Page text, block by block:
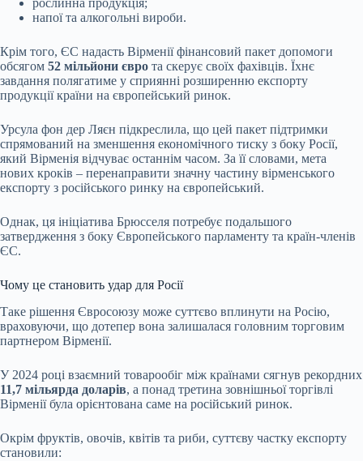
рослинна продукція;
напої та алкогольні вироби.
Крім того, ЄС надасть Вірменії фінансовий пакет допомоги
обсягом 52 мільйони євро та скерує своїх фахівців. Їхнє
завдання полягатиме у сприянні розширенню експорту
продукції країни на європейський ринок.
Урсула фон дер Ляєн підкреслила, що цей пакет підтримки
спрямований на зменшення економічного тиску з боку Росії,
який Вірменія відчуває останнім часом. За її словами, мета
нових кроків – перенаправити значну частину вірменського
експорту з російського ринку на європейський.
Однак, ця ініціатива Брюсселя потребує подальшого
затвердження з боку Європейського парламенту та країн-членів
ЄС.
Чому це становить удар для Росії
Таке рішення Євросоюзу може суттєво вплинути на Росію,
враховуючи, що дотепер вона залишалася головним торговим
партнером Вірменії.
У 2024 році взаємний товарообіг між країнами сягнув рекордних
11,7 мільярда доларів, а понад третина зовнішньої торгівлі
Вірменії була орієнтована саме на російський ринок.
Окрім фруктів, овочів, квітів та риби, суттєву частку експорту
становили: